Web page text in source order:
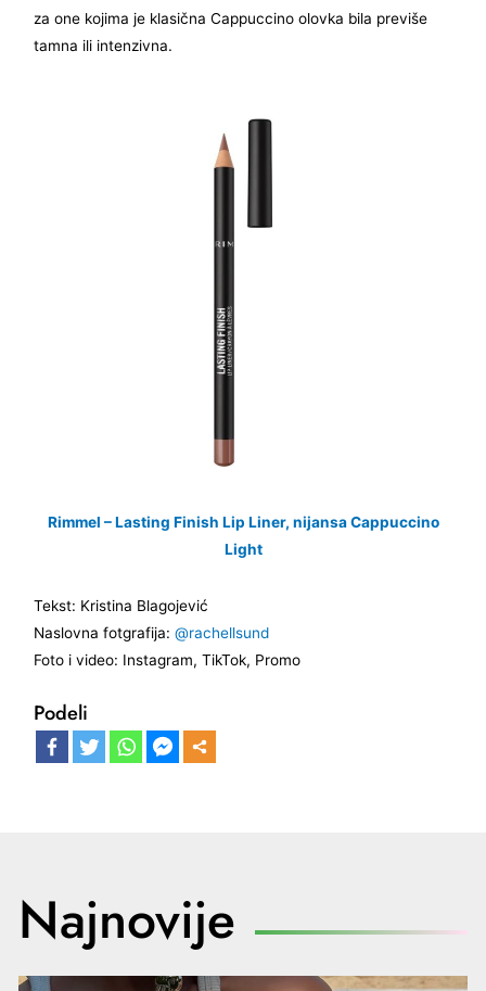
za one kojima je klasična Cappuccino olovka bila previše
tamna ili intenzivna.
Rimmel – Lasting Finish Lip Liner, nijansa Cappuccino
Light
Tekst: Kristina Blagojević
Naslovna fotgrafija:@rachellsund
Foto i video: Instagram, TikTok, Promo
Podeli
Najnovije